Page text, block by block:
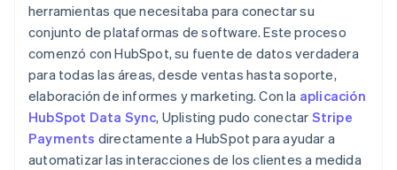
herramientas que necesitaba para conectar su
conjunto de plataformas de software. Este proceso
comenzó con HubSpot, su fuente de datos verdadera
para todas las áreas, desde ventas hasta soporte,
elaboración de informes y marketing. Con la aplicación
HubSpot Data Sync, Uplisting pudo conectar Stripe
Payments directamente a HubSpot para ayudar a
automatizar las interacciones de los clientes a medida